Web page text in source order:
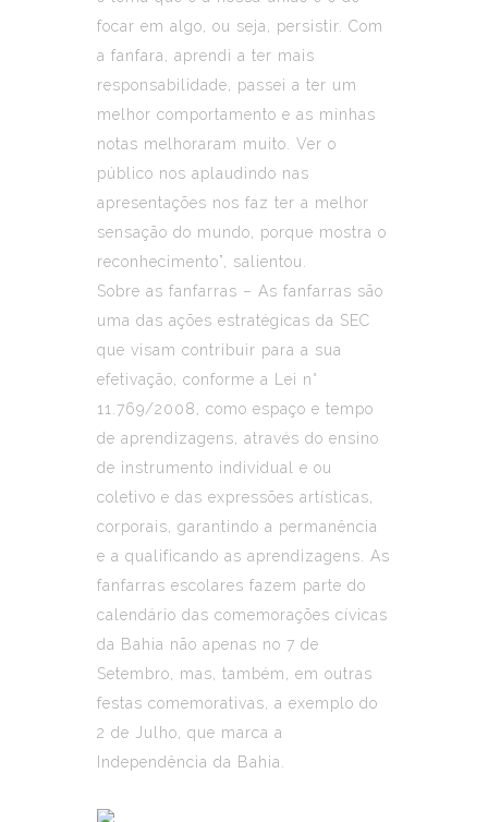
focar em algo, ou seja, persistir. Com
a fanfara, aprendi a ter mais
responsabilidade, passei a ter um
melhor comportamento e as minhas
notas melhoraram muito. Ver o
público nos aplaudindo nas
apresentações nos faz ter a melhor
sensação do mundo, porque mostra o
reconhecimento”, salientou.
Sobre as fanfarras – As fanfarras são
uma das ações estratégicas da SEC
que visam contribuir para a sua
efetivação, conforme a Lei n°
11.769/2008, como espaço e tempo
de aprendizagens, através do ensino
de instrumento individual e ou
coletivo e das expressões artísticas,
corporais, garantindo a permanência
e a qualificando as aprendizagens. As
fanfarras escolares fazem parte do
calendário das comemorações cívicas
da Bahia não apenas no 7 de
Setembro, mas, também, em outras
festas comemorativas, a exemplo do
2 de Julho, que marca a
Independência da Bahia.